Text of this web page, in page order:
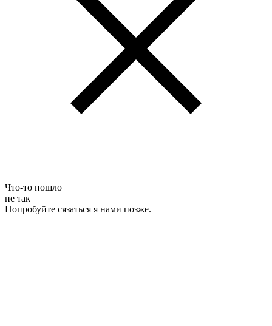
Что-то пошло
не так
Попробуйте сязаться я нами позже.